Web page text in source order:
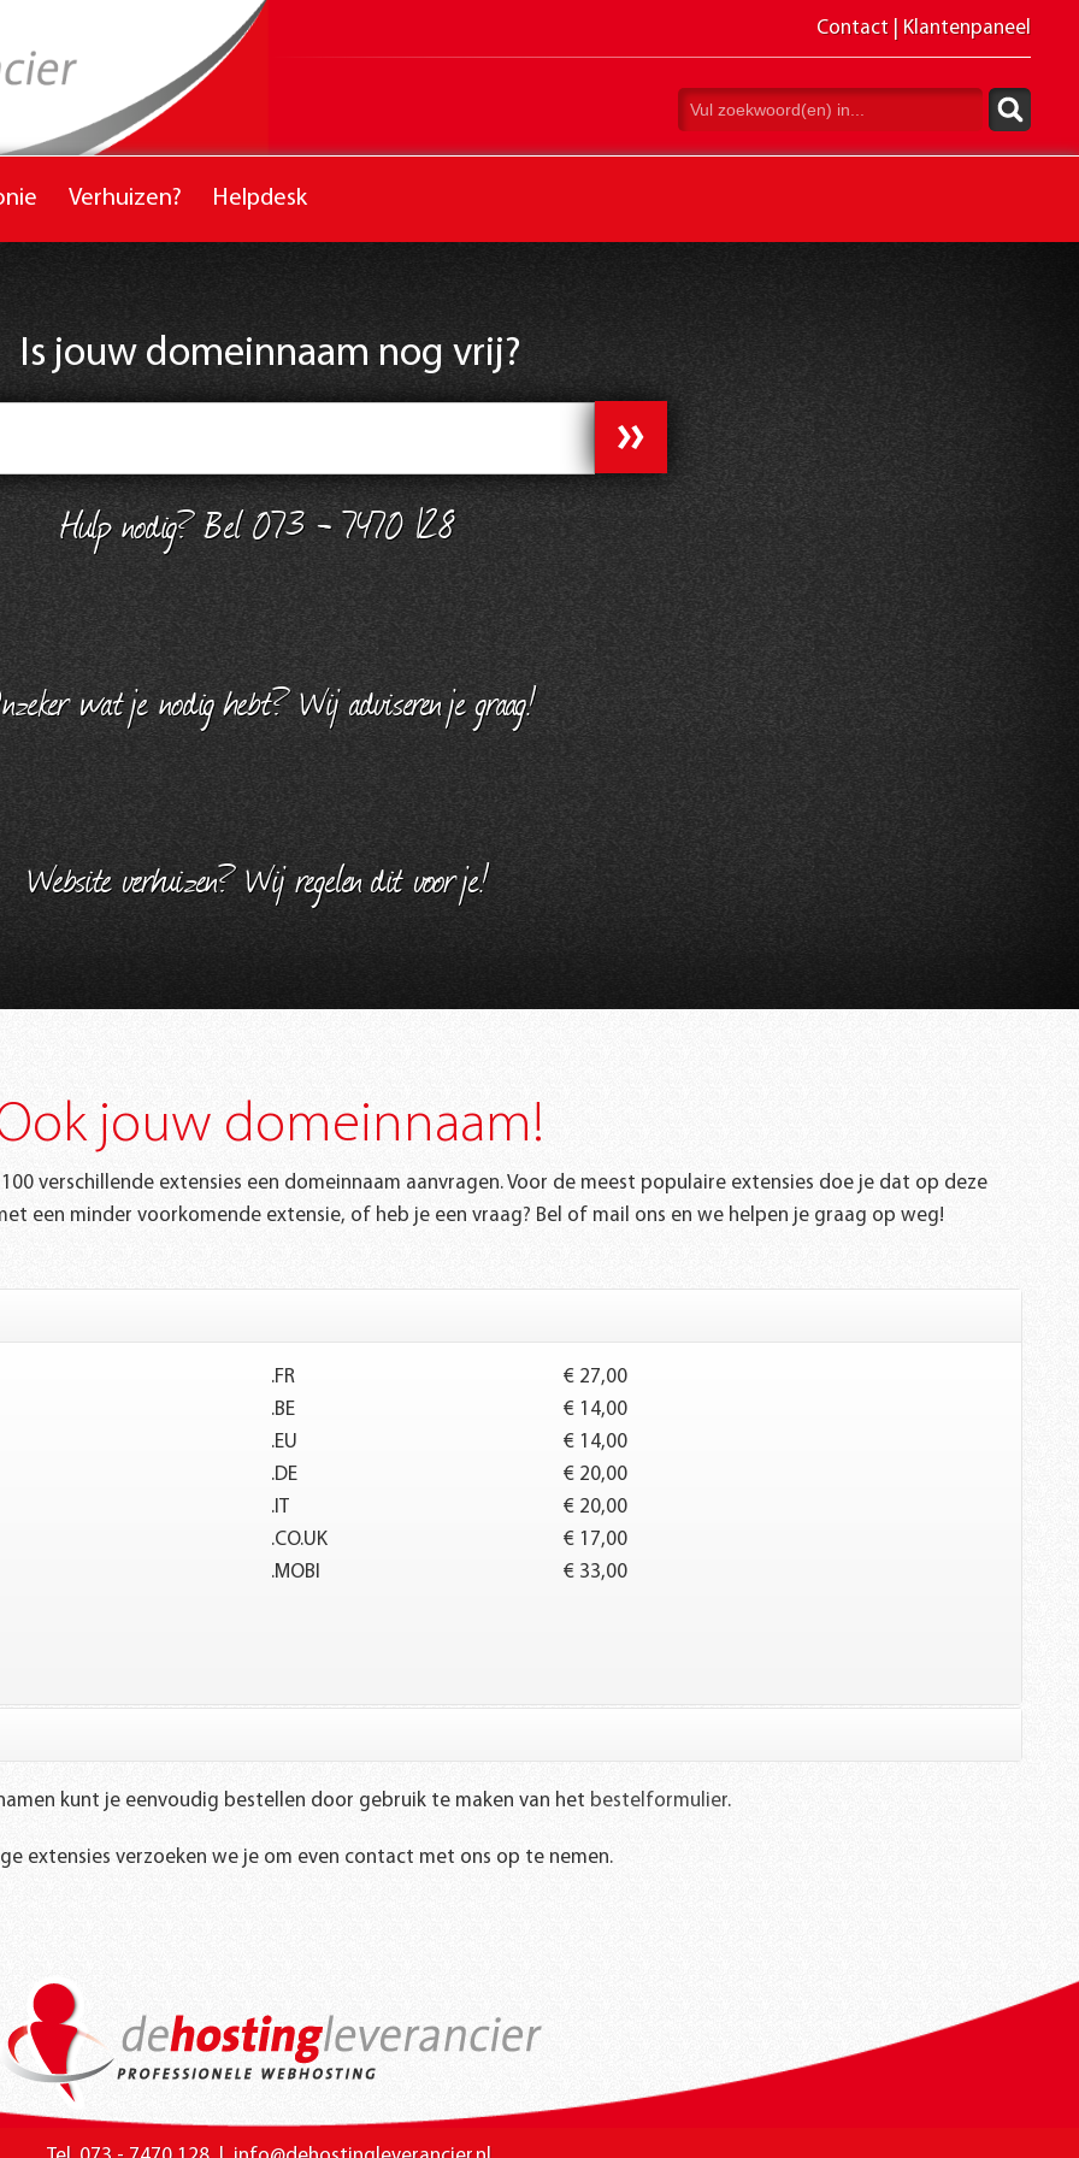
Contact| Klantenpaneel
Verhuizen? Helpdesk
Is jouw domeinnaam nog vrij?
Hulp nodig? Bel 073 - 7470 128
wat je nodig hebt? Wij adviseren je graag!
Website verhuizen? Wij regelen dit voor je!
jouw domeinnaam!
verschillende extensies een domeinnaam aanvragen. Voor de meest populaire extensies doe je dat op deze
een minder voorkomende extensie, of heb je een vraag? Bel of mail ons en we helpen je graag op weg!
.FR
€ 27,00
.BE
€ 14,00
.EU
€ 14,00
.DE
€ 20,00
.IT
€ 20,00
.CO.UK
€ 17,00
.MOBI
€ 33,00
.RM.FR
€ 35,00
.IN
€ 31,00
.LU
.PT
.RU
kunt je eenvoudig bestellen door gebruik te maken van het bestelformulier.
extensies verzoeken we je om even contact met ons op te nemen.